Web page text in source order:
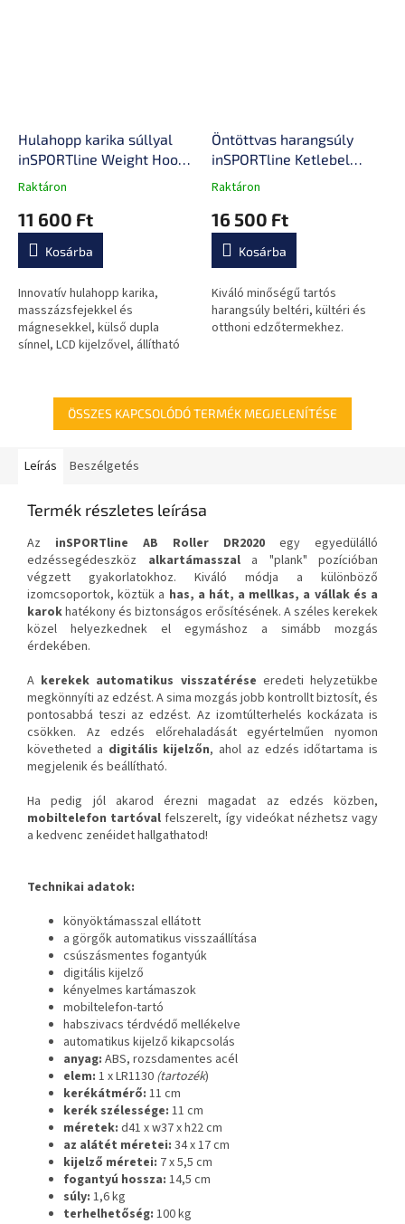
Hulahopp karika súllyal
inSPORTline Weight Hoop
Lite 69-135 cm
A
átlagos
értékelése
0,0
csillag.
Raktáron
11 600 Ft
Kosárba
Innovatív hulahopp karika,
masszázsfejekkel és
mágnesekkel, külső dupla
sínnel, LCD kijelzővel, állítható
alkalmas a test...
Öntöttvas harangsúly
inSPORTline Ketlebel
Powder 14kg
A
átlagos
értékelése
0,0
csillag.
Raktáron
16 500 Ft
Kosárba
Kiváló minőségű tartós
harangsúly beltéri, kültéri és
otthoni edzőtermekhez.
ÖSSZES KAPCSOLÓDÓ TERMÉK MEGJELENÍTÉSE
Leírás Beszélgetés
Termék részletes leírása
Az inSPORTline AB Roller DR2020 egy egyedülálló
edzéssegédeszköz alkartámasszala "plank" pozícióban
végzett gyakorlatokhoz. Kiváló módja a különböző
izomcsoportok, köztük a has, a hát, a mellkas, a vállak és a
karokhatékony és biztonságos erősítésének. A széles kerekek
közel helyezkednek el egymáshoz a simább mozgás
érdekében.
A kerekek automatikus visszatérése eredeti helyzetükbe
megkönnyíti az edzést. A sima mozgás jobb kontrollt biztosít, és
pontosabbá teszi az edzést. Az izomtúlterhelés kockázata is
csökken. Az edzés előrehaladását egyértelműen nyomon
követheted a digitális kijelzőn, ahol az edzés időtartama is
megjelenik és beállítható.
Ha pedig jól akarod érezni magadat az edzés közben,
mobiltelefon tartóvalfelszerelt, így videókat nézhetsz vagy
a kedvenc zenéidet hallgathatod!
Technikai adatok:
könyöktámasszal ellátott
a görgők automatikus visszaállítása
csúszásmentes fogantyúk
digitális kijelző
kényelmes kartámaszok
mobiltelefon-tartó
habszivacs térdvédő mellékelve
automatikus kijelző kikapcsolás
anyag: ABS, rozsdamentes acél
elem: 1 x LR1130 (tartozék)
kerékátmérő: 11 cm
kerék szélessége: 11 cm
méretek: d41 x w37 x h22 cm
az alátét méretei: 34 x 17 cm
kijelző méretei: 7 x 5,5 cm
fogantyú hossza: 14,5 cm
súly: 1,6 kg
terhelhetőség: 100 kg